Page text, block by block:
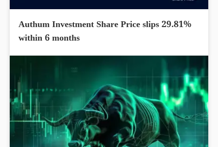
Authum Investment Share Price slips 29.81%
within 6 months